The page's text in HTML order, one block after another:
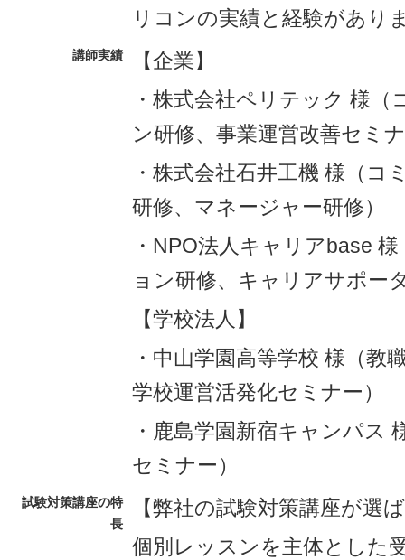
リコンの実績と経験があり
講師実績
【企業】
・株式会社ペリテック 様（
ン研修、事業運営改善セミ
・株式会社石井工機 様（コ
研修、マネージャー研修）
・NPO法人キャリアbase
ョン研修、キャリアサポー
【学校法人】
・中山学園高等学校 様（教
学校運営活発化セミナー）
・鹿島学園新宿キャンパス
セミナー）
試験対策講座の特
長
【弊社の試験対策講座が選
個別レッスンを主体とした